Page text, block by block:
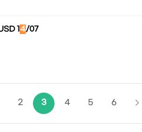
1 4/07
2 3 4 5 6